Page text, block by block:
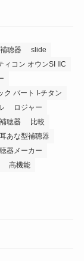
聴器
slide
ィコン オウンSI IIC
ク バート I-チタン
ロジャー
聴器
比較
耳あな型補聴器
器メーカー
高機能